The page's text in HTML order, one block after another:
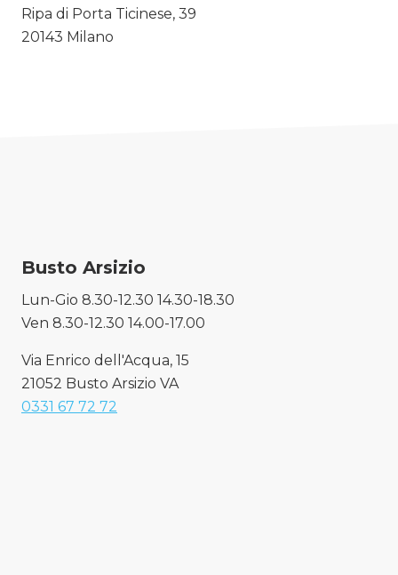
Ripa di Porta Ticinese, 39
20143 Milano
Busto Arsizio
Lun-Gio 8.30-12.30 14.30-18.30
Ven 8.30-12.30 14.00-17.00
Via Enrico dell'Acqua, 15
21052 Busto Arsizio VA
0331 67 72 72